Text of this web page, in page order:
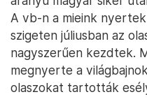
A vb-n a mieink
szigeten júliusban az
nagyszerűen kezdtek.
megnyerte a
olaszokat tartották